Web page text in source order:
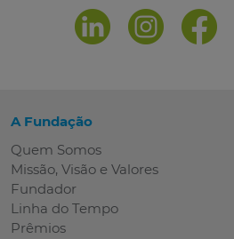
A Fundação
Quem Somos
Missão, Visão e Valores
Fundador
Linha do Tempo
Prêmios